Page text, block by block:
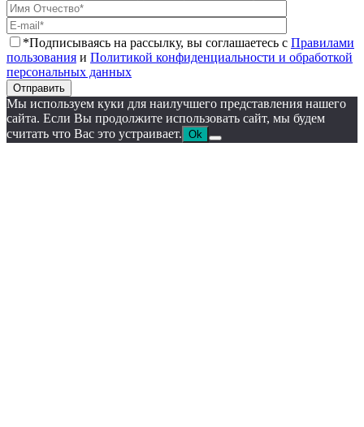
*Подписываясь на рассылку, вы соглашаетесь с Правилами
пользования и Политикой конфиденциальности и обработкой
персональных данных
Отправить
Мы используем куки для наилучшего представления нашего
сайта. Если Вы продолжите использовать сайт, мы будем
считать что Вас это устраивает. Ok